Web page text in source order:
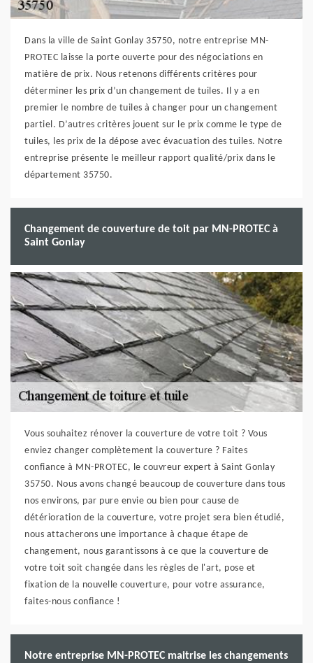
Dans la ville de Saint Gonlay 35750, notre entreprise MN-
PROTEC laisse la porte ouverte pour des négociations en
matière de prix. Nous retenons différents critères pour
déterminer les prix d’un changement de tuiles. Il y a en
premier le nombre de tuiles à changer pour un changement
partiel. D’autres critères jouent sur le prix comme le type de
tuiles, les prix de la dépose avec évacuation des tuiles. Notre
entreprise présente le meilleur rapport qualité/prix dans le
département 35750.
Changement de couverture de toit par MN-PROTEC à
Saint Gonlay
Vous souhaitez rénover la couverture de votre toit ? Vous
enviez changer complètement la couverture ? Faites
confiance à MN-PROTEC, le couvreur expert à Saint Gonlay
35750. Nous avons changé beaucoup de couverture dans tous
nos environs, par pure envie ou bien pour cause de
détérioration de la couverture, votre projet sera bien étudié,
nous attacherons une importance à chaque étape de
changement, nous garantissons à ce que la couverture de
votre toit soit changée dans les règles de l'art, pose et
fixation de la nouvelle couverture, pour votre assurance,
faites-nous confiance !
Notre entreprise MN-PROTEC maitrise les changements